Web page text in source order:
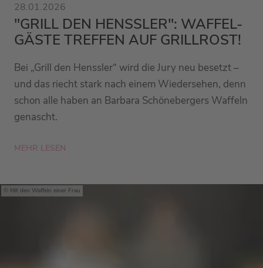
28.01.2026
"GRILL DEN HENSSLER": WAFFEL-
GÄSTE TREFFEN AUF GRILLROST!
Bei „Grill den Henssler“ wird die Jury neu besetzt –
und das riecht stark nach einem Wiedersehen, denn
schon alle haben an Barbara Schönebergers Waffeln
genascht.
MEHR LESEN
Mit den Waffeln einer Frau